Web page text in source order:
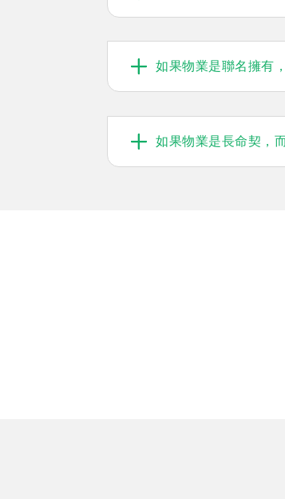
如果物業是聯名擁有
如果物業是長命契，